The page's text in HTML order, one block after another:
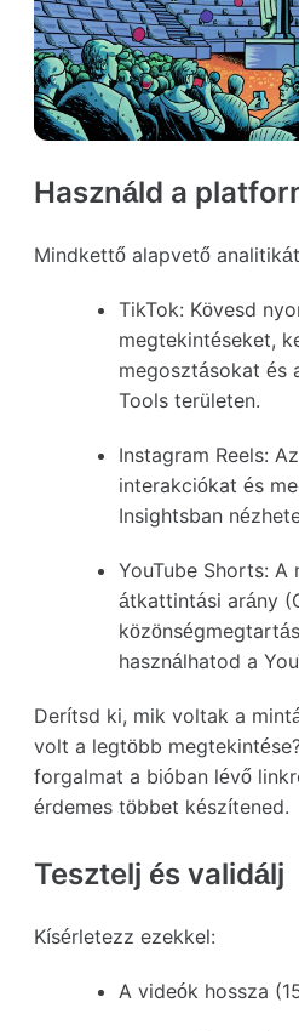
Használd a
Mindkettő alapvető
TikTok: Kövesd
megtekintéseket,
megosztásokat és
Tools területen.
Instagram Reels:
interakciókat és
Insightsban
YouTube Shorts: A
átkattintási arány
használhatod a
Derítsd ki, mik voltak a
volt a legtöbb
forgalmat a bióban lévő
érdemes többet készítened.
Tesztelj és validálj
Kísérletezz ezekkel:
A videók hossza